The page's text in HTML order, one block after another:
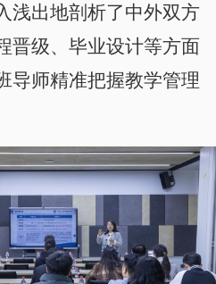
浅出地剖析了中外双方
晋级、毕业设计等方面
导师精准把握教学管理